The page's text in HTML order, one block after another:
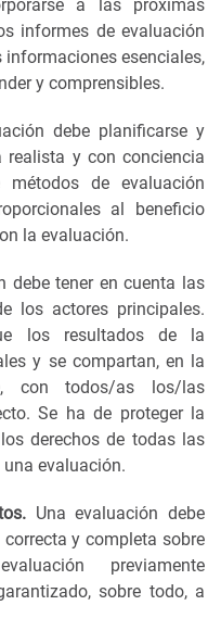
a las próximas
informes de evaluación
esenciales,
y comprensibles.
debe planificarse y
realista y con conciencia
de evaluación
al beneficio
la evaluación.
debe tener en cuenta las
los actores principales.
los resultados de la
y se compartan, en la
con todos/as los/las
Se ha de proteger la
derechos de todas las
evaluación.
Una evaluación debe
y completa sobre
previamente
sobre todo, a